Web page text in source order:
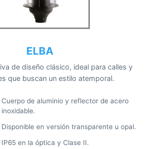
ELBA
de diseño clásico, ideal para calles y
que buscan un estilo atemporal.
Cuerpo de aluminio y reflector de acero
inoxidable.
Disponible en versión transparente u opal.
IP65 en la óptica y Clase II.